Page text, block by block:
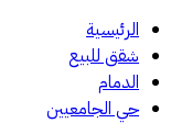
الرئيسية
شقق للبيع
الدمام
حي الجامعيين